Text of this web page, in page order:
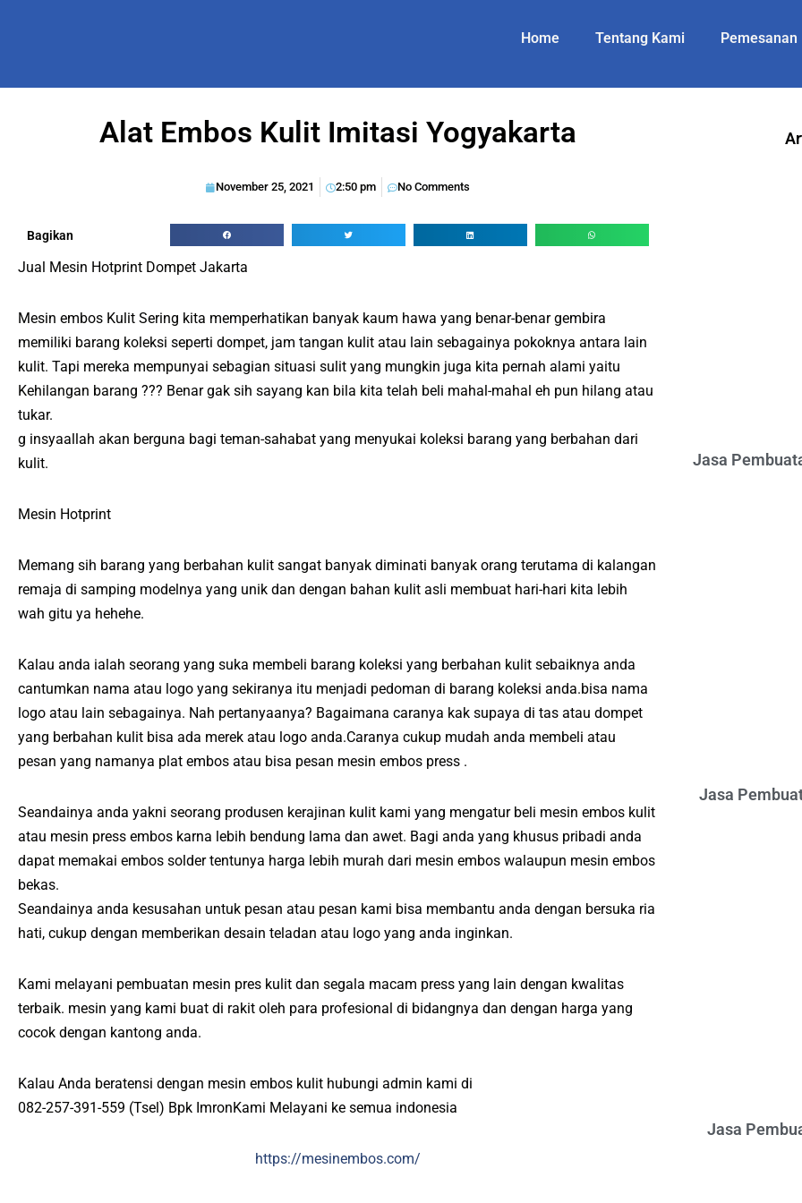
Home Tentang Kami Pemesanan
Alat Embos Kulit Imitasi Yogyakarta
November 25, 2021 2:50 pm No Comments
Bagikan
Jual Mesin Hotprint Dompet Jakarta
Mesin embos Kulit Sering kita memperhatikan banyak kaum hawa yang benar-benar gembira
memiliki barang koleksi seperti dompet, jam tangan kulit atau lain sebagainya pokoknya antara lain
kulit. Tapi mereka mempunyai sebagian situasi sulit yang mungkin juga kita pernah alami yaitu
Kehilangan barang ??? Benar gak sih sayang kan bila kita telah beli mahal-mahal eh pun hilang atau
tukar.
g insyaallah akan berguna bagi teman-sahabat yang menyukai koleksi barang yang berbahan dari
kulit.
Mesin Hotprint
Memang sih barang yang berbahan kulit sangat banyak diminati banyak orang terutama di kalangan
remaja di samping modelnya yang unik dan dengan bahan kulit asli membuat hari-hari kita lebih
wah gitu ya hehehe.
Kalau anda ialah seorang yang suka membeli barang koleksi yang berbahan kulit sebaiknya anda
cantumkan nama atau logo yang sekiranya itu menjadi pedoman di barang koleksi anda.bisa nama
logo atau lain sebagainya. Nah pertanyaanya? Bagaimana caranya kak supaya di tas atau dompet
yang berbahan kulit bisa ada merek atau logo anda.Caranya cukup mudah anda membeli atau
pesan yang namanya plat embos atau bisa pesan mesin embos press .
Seandainya anda yakni seorang produsen kerajinan kulit kami yang mengatur beli mesin embos kulit
atau mesin press embos karna lebih bendung lama dan awet. Bagi anda yang khusus pribadi anda
dapat memakai embos solder tentunya harga lebih murah dari mesin embos walaupun mesin embos
bekas.
Seandainya anda kesusahan untuk pesan atau pesan kami bisa membantu anda dengan bersuka ria
hati, cukup dengan memberikan desain teladan atau logo yang anda inginkan.
Kami melayani pembuatan mesin pres kulit dan segala macam press yang lain dengan kwalitas
terbaik. mesin yang kami buat di rakit oleh para profesional di bidangnya dan dengan harga yang
cocok dengan kantong anda.
Kalau Anda beratensi dengan mesin embos kulit hubungi admin kami di
082-257-391-559 (Tsel) Bpk ImronKami Melayani ke semua indonesia
https://mesinembos.com/
Jasa
Jasa
Jasa